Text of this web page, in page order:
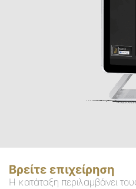
Βρείτε επιχείρηση
Η κατάταξη περιλαμβάνει